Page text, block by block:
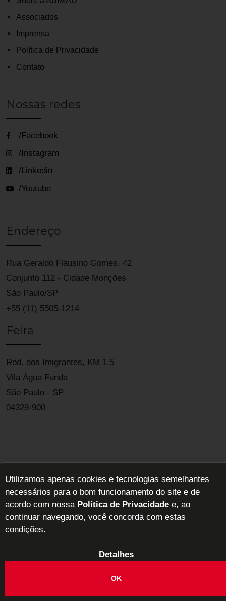
Associados
Imprensa
Política de Privacidade
Contato
Nossas redes
/Facebook
/Instagram
/Linkedin
/Youtube
Endereço
Rua Geraldo Flausino Gomes, 42
Conjunto 112 - Cidade Monções
São Paulo/SP
+55 (11) 5505-1214
Feira
Rod. dos Imigrantes, KM 1,5
Vila Água Funda
São Paulo - SP
04329-900
ABIMAD - Associação Brasileira das Indústrias de Móveis de Alta
Decoração
Utilizamos apenas cookies e tecnologias semelhantes
necessários para o bom funcionamento do site e de
acordo com nossa Política de Privacidade e, ao
continuar navegando, você concorda com estas
condições.
Detalhes
OK